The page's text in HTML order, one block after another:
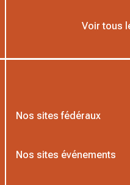
Voir tous
Nos sites fédéraux
Nos sites événements